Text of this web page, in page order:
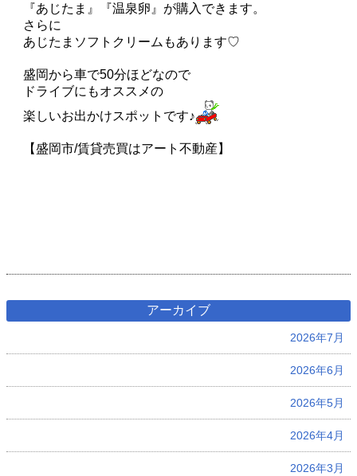
『あじたま』『温泉卵』が購入できます。
さらに
あじたまソフトクリームもあります♡
盛岡から車で50分ほどなので
ドライブにもオススメの
楽しいお出かけスポットです♪
【盛岡市/賃貸売買はアート不動産】
アーカイブ
2026年7月
2026年6月
2026年5月
2026年4月
2026年3月